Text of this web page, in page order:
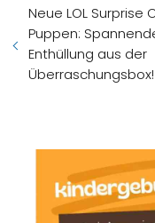
Neue LOL Surprise
Puppen:
Enthüllung aus der
Überraschungsbox!